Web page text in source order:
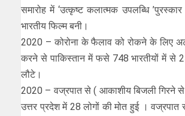
समारोह में ‘उत्कृष्ट कलात्मक उपलब्धि
भारतीय फिल्म बनी।
2020 – कोरोना के फैलाव को रोकने के लिए
करने से पाकिस्तान में फसे 748 भारतीयों में से
लौटे।
2020 – वज्रपात से ( आकाशीय बिजली गिरने
उत्तर प्रदेश में 28 लोगों की मोत हुई ।